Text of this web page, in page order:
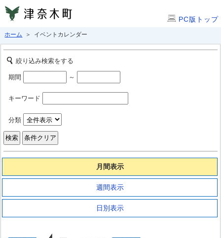
PC版トップ
ホーム ＞ イベントカレンダー
絞り込み検索をする
期間 ～
キーワード
分類
月間表示
週間表示
日別表示